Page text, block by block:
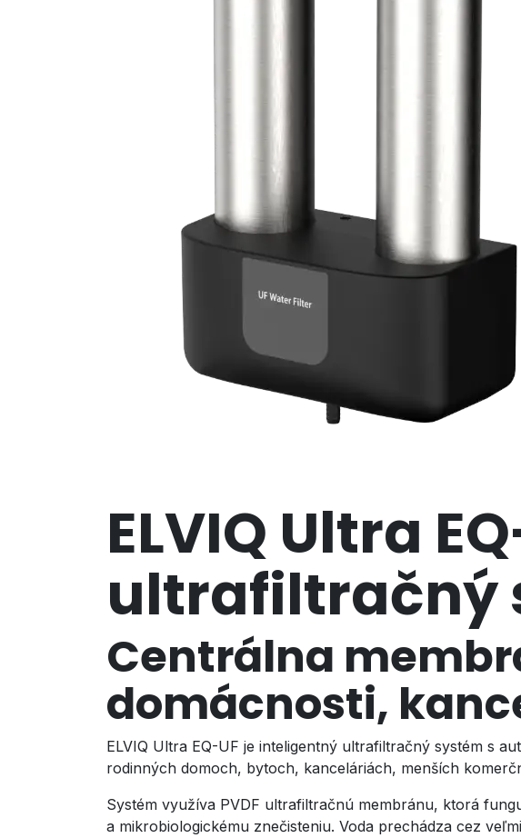
ELVIQ Ultra
ultrafiltračný
Centrálna
domácnosti,
ELVIQ Ultra EQ-UF je inteligentný ultrafiltračný systém s
rodinných domoch, bytoch, kanceláriách, menších
Systém využíva PVDF ultrafiltračnú membránu, ktorá
a mikrobiologickému znečisteniu. Voda prechádza cez